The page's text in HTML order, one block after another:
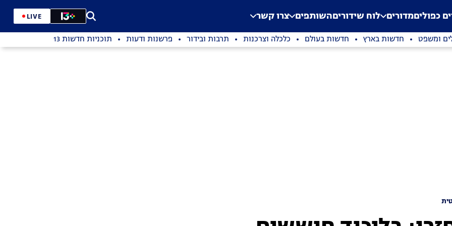
Application error: a
. כפוליםמדורים לוח שידוריםהשותפים צרו קשר LIVE
ומשפט חדשות בארץ חדשות בעולם כלכלה וצרכנות תרבות ובידור פרשנות ודעות תוכניות חדשות 13